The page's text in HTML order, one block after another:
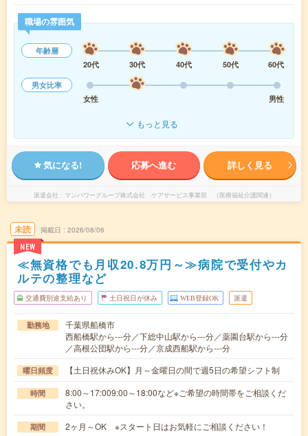
職場の雰囲気
年齢層
20代
30代 40代 50代
60代
男女比率
女性
男性
もっと見る
気になる! 応募へ進む 詳しく見る
派遣会社 マンパワーグループ株式会社 ケアサービス事業部 （医療福祉介護関連）
未読
NEW
掲載日 2026/08/06
≪無資格でも月収20.8万円～≫病院で受付やカ
ルテの整理など
交通費別途支給あり 土日祝日が休み WEB登録OK 派遣
勤務地
千葉県船橋市
西船橋駅から---分／下総中山駅から---分／薬園台駅から---分
／高根公団駅から---分／京成西船駅から---分
曜日頻度 【土日祝休みOK】月～金曜日の間で週5日の希望シフト制
時間
8:00～17:009:00～18:00など※ご希望の時間帯をご相談くだ
さい。
期間 2ヶ月～OK ※スタート日はお気軽にご相談ください！